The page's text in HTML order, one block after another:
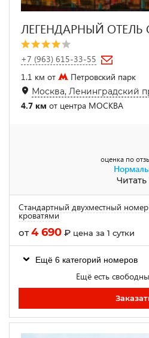
ЛЕГЕНДАРНЫЙ ОТЕЛЬ
+7 (963) 615-33-55
1.1 км от
Петровский парк
Москва, Ленинградский
4.7 км от центра МОСКВА
оценка по
Читать
Стандартный двухместный
кроватями
от4 690 ₽ цена за 1 сутки
Ещё 6 категорий номеров
Ещё есть